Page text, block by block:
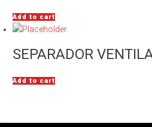
Add to cart
SEPARADOR
Add to cart